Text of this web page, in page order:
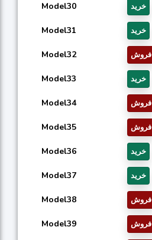
Model30 خرید
Model31 خرید
Model32 فروش
Model33 خرید
Model34 فروش
Model35 فروش
Model36 خرید
Model37 خرید
Model38 فروش
Model39 فروش